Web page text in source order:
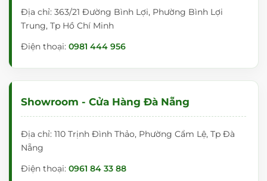
Khu vực miền Bắc:
Hà Nội: Số 18NV3, KĐT Tổng Cục 5,
Trì (Hà Đông). 📞 Điện thoại:
Hưng Yên:Thời Đại 1-06,Vinhomes Ocean Park 3,
Văn Giang,Hưng Yên.📞 Điện thoại:0983 289 958
Khu vực miền Trung:
Nẵng.📞 Điện thoại: 0961 84 33 88
Vinh.📞 Điện thoại:0961 84 33 88
Địa chỉ: 363/21 Đường Bình Lợi, Phường Bình Lợi
Trung, Tp Hồ Chí Minh
Điện thoại: 0981 444 956
Showroom - Cửa Hàng Đà Nẵng
Địa chỉ: 110 Trịnh Đình Thảo, Phường Cẩm Lệ, Tp Đà
Nẵng
Điện thoại: 0961 84 33 88